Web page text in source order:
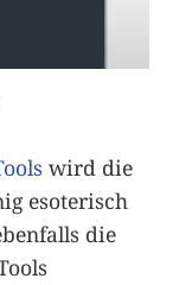
wird die
esoterisch
die